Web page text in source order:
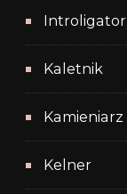
Introligator
Kaletnik
Kamieniarz
Kelner